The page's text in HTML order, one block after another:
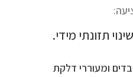
תזונתי מידי.
ומעוררי דלקת